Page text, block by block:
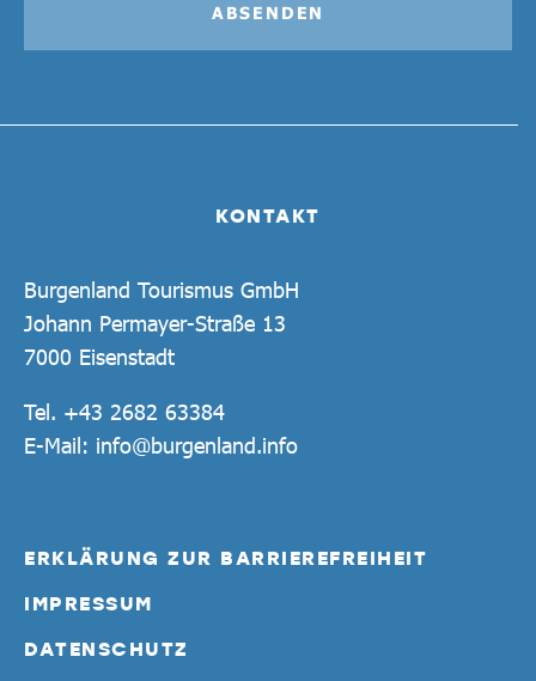
KONTAKT
Burgenland Tourismus GmbH
Johann Permayer-Straße 13
7000 Eisenstadt
Tel. +43 2682 63384
E-Mail: info@burgenland.info
ERKLÄRUNG ZUR BARRIEREFREIHEIT
IMPRESSUM
DATENSCHUTZ
ABSENDEN